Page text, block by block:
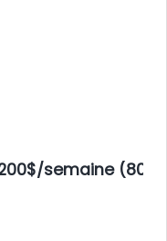
semaine